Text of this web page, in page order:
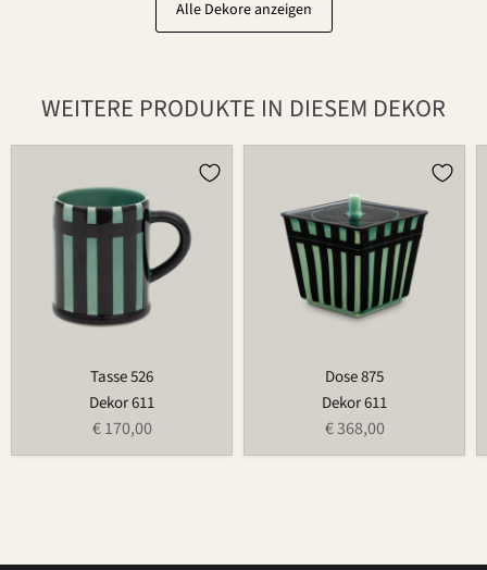
Alle Dekore anzeigen
WEITERE PRODUKTE IN DIESEM DEKOR
Tasse 526
Dekor 611
€ 170,00
Dose 875
Dekor 611
€ 368,00